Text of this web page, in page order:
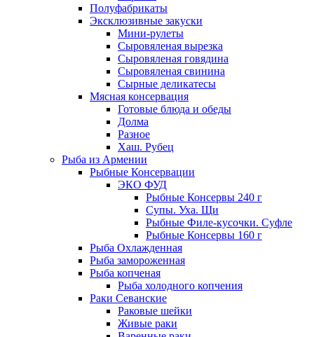
Полуфабрикаты
Эксклюзивные закуски
Мини-рулеты
Сыровяленая вырезка
Сыровяленая говядина
Сыровяленая свинина
Сырные деликатесы
Мясная консервация
Готовые блюда и обеды
Долма
Разное
Хаш. Рубец
Рыба из Армении
Рыбные Консервации
ЭКО ФУД
Рыбные Консервы 240 г
Супы. Уха. Щи
Рыбные Филе-кусочки. Суфле
Рыбные Консервы 160 г
Рыба Охлажденная
Рыба замороженная
Рыба копченая
Рыба холодного копчения
Раки Севанские
Раковые шейки
Живые раки